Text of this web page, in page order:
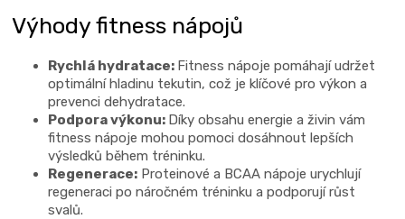
s
Výhody fitness nápojů
Rychlá hydratace: Fitness nápoje pomáhají udržet
optimální hladinu tekutin, což je klíčové pro výkon a
prevenci dehydratace.
Podpora výkonu: Díky obsahu energie a živin vám
fitness nápoje mohou pomoci dosáhnout lepších
výsledků během tréninku.
Regenerace: Proteinové a BCAA nápoje urychlují
regeneraci po náročném tréninku a podporují růst
svalů.